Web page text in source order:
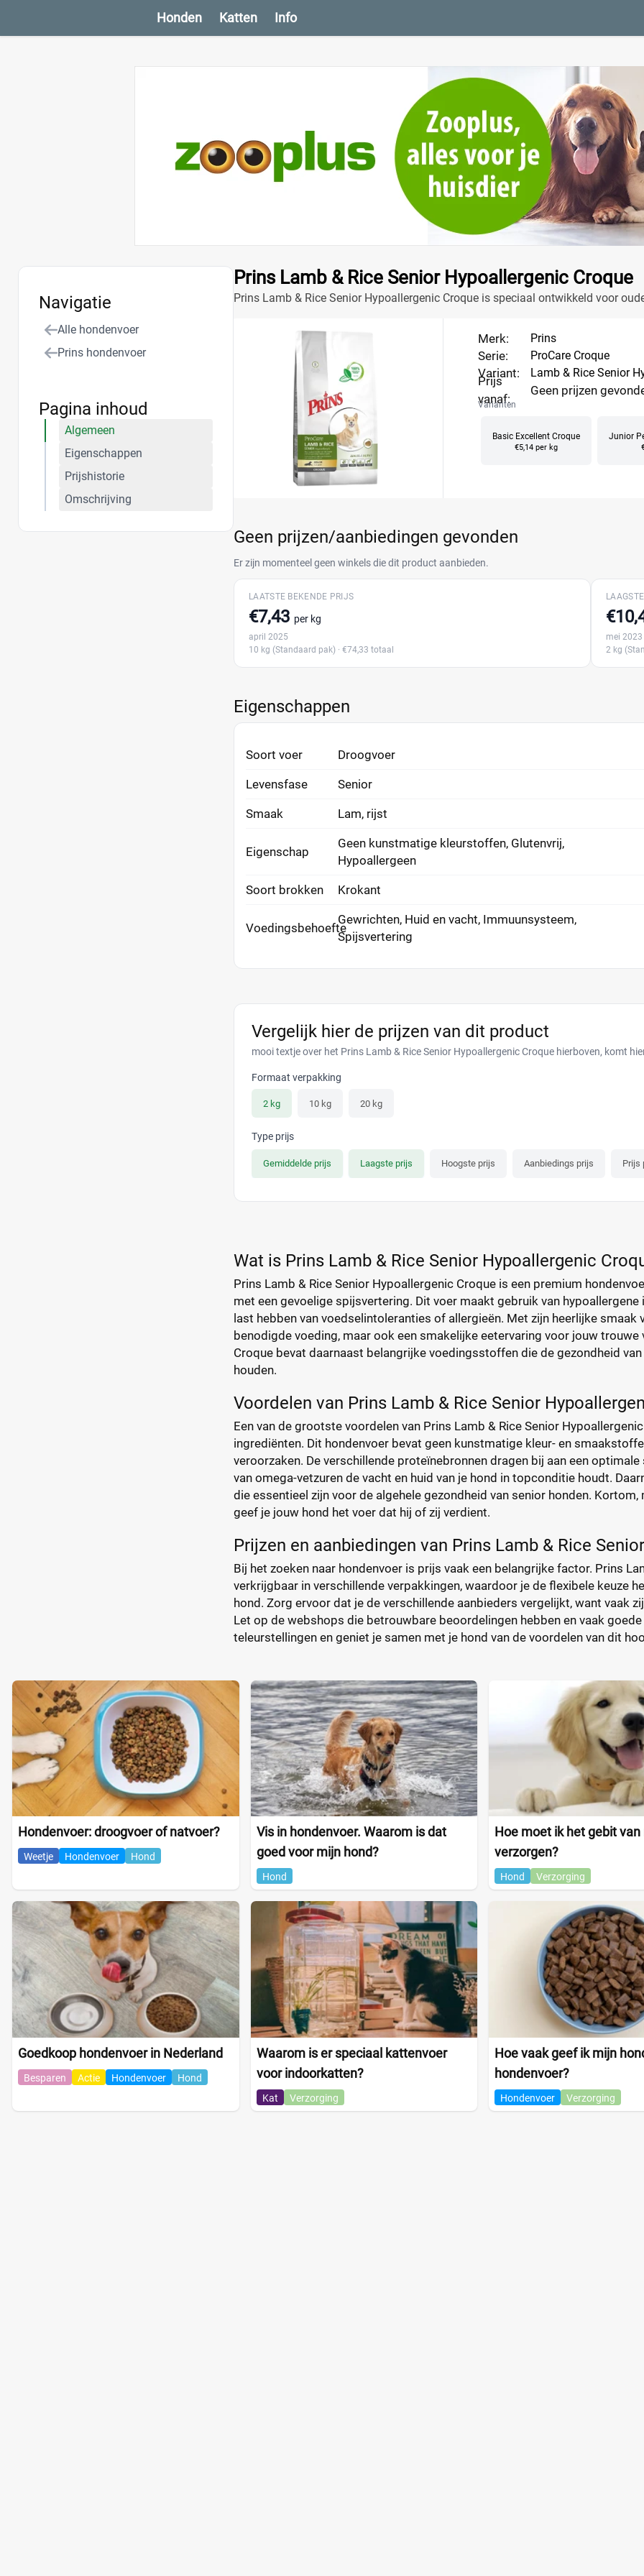
Honden Katten Info
Prins Lamb & Rice Senior Hypoallergenic Croque
Prins Lamb & Rice Senior Hypoallergenic Croque is speciaal ontwikkeld voor
Merk:
Serie:
Variant:
Prijs
vanaf:
Prins
ProCare Croque
Lamb & Rice Senior
Geen prijzen
Varianten
Basic Excellent Croque
€5,14 per kg
Junior
Geen prijzen/aanbiedingen gevonden
Er zijn momenteel geen winkels die dit product aanbieden.
LAATSTE BEKENDE PRIJS
€7,43 per kg
april 2025
10 kg (Standaard pak) · €74,33 totaal
mei 2023
2 kg
Eigenschappen
Soort voer Droogvoer
Levensfase Senior
Smaak Lam, rijst
Eigenschap
Geen kunstmatige kleurstoffen, Glutenvrij,
Hypoallergeen
Soort brokken Krokant
Voedingsbehoefte
Gewrichten, Huid en vacht, Immuunsysteem,
Spijsvertering
Vergelijk hier de prijzen van dit product
mooi textje over het Prins Lamb & Rice Senior Hypoallergenic Croque hierboven, komt
Formaat verpakking
2 kg 10 kg 20 kg
Type prijs
Gemiddelde prijs Laagste prijs Hoogste prijs Aanbiedings prijs Prijs
Wat is Prins Lamb & Rice Senior Hypoallergenic
Prins Lamb & Rice Senior Hypoallergenic Croque is een premium
met een gevoelige spijsvertering. Dit voer maakt gebruik van
last hebben van voedselintoleranties of allergieën. Met zijn heerlijke
benodigde voeding, maar ook een smakelijke eetervaring voor jouw
Croque bevat daarnaast belangrijke voedingsstoffen die de gezondheid
houden.
Voordelen van Prins Lamb & Rice Senior
Een van de grootste voordelen van Prins Lamb & Rice Senior
ingrediënten. Dit hondenvoer bevat geen kunstmatige kleur- en
veroorzaken. De verschillende proteïnebronnen dragen bij aan een
van omega-vetzuren de vacht en huid van je hond in topconditie houdt.
die essentieel zijn voor de algehele gezondheid van senior honden.
geef je jouw hond het voer dat hij of zij verdient.
Prijzen en aanbiedingen van Prins Lamb & Rice
Bij het zoeken naar hondenvoer is prijs vaak een belangrijke factor. Prins
verkrijgbaar in verschillende verpakkingen, waardoor je de flexibele keuze
hond. Zorg ervoor dat je de verschillende aanbieders vergelijkt, want vaak
Let op de webshops die betrouwbare beoordelingen hebben en vaak
teleurstellingen en geniet je samen met je hond van de voordelen van dit
Navigatie
Alle hondenvoer
Prins hondenvoer
Pagina inhoud
Algemeen
Eigenschappen
Prijshistorie
Omschrijving
Hondenvoer: droogvoer of natvoer?
Weetje Hondenvoer Hond
Vis in hondenvoer. Waarom is dat
goed voor mijn hond?
Hond
Hoe moet ik het gebit van
verzorgen?
Hond Verzorging
Goedkoop hondenvoer in Nederland
Besparen Actie Hondenvoer Hond
Waarom is er speciaal kattenvoer
voor indoorkatten?
Kat Verzorging
Hoe vaak geef ik mijn
hondenvoer?
Hondenvoer Verzorging